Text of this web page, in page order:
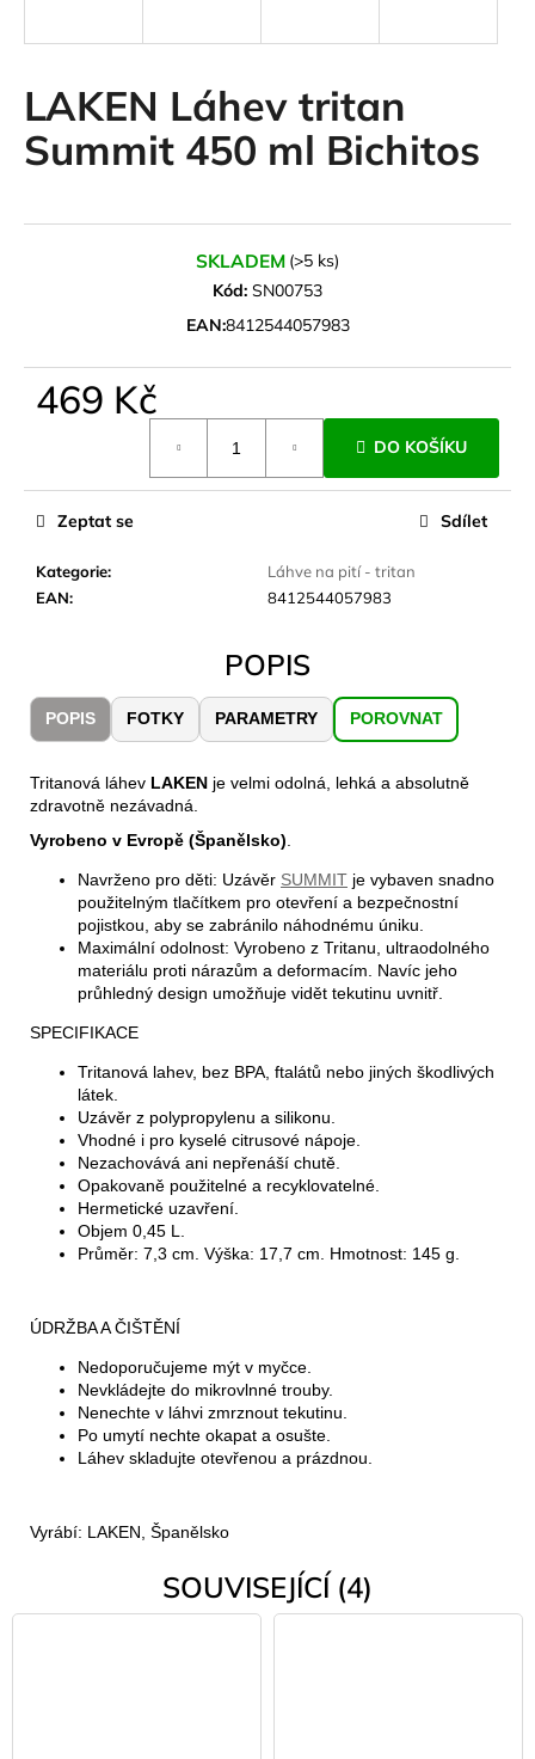
LAKEN Láhev tritan
Summit 450 ml Bichitos
SKLADEM (>5 ks)
Kód: SN00753
EAN:8412544057983
469 Kč
DO KOŠÍKU
Kategorie:
Láhve na pití - tritan
EAN: 8412544057983
Zeptat se Sdílet
POPIS
POPIS FOTKY PARAMETRY POROVNAT
Tritanová láhev LAKEN je velmi odolná, lehká a absolutně
zdravotně nezávadná.
Vyrobeno v Evropě (Španělsko)
Navrženo pro děti: Uzávěr SUMMIT je vybaven snadno
použitelným tlačítkem pro otevření a bezpečnostní
pojistkou, aby se zabránilo náhodnému úniku.
Maximální odolnost: Vyrobeno z Tritanu, ultraodolného
materiálu proti nárazům a deformacím. Navíc jeho
průhledný design umožňuje vidět tekutinu uvnitř.
SPECIFIKACE
Tritanová lahev, bez BPA, ftalátů nebo jiných škodlivých
látek.
Uzávěr z polypropylenu a silikonu.
Vhodné i pro kyselé citrusové nápoje.
Nezachovává ani nepřenáší chutě.
Opakovaně použitelné a recyklovatelné.
Hermetické uzavření.
Objem 0,45 L.
Průměr: 7,3 cm. Výška: 17,7 cm. Hmotnost: 145 g.
ÚDRŽBA A ČIŠTĚNÍ
Nedoporučujeme mýt v myčce.
Nevkládejte do mikrovlnné trouby.
Nenechte v láhvi zmrznout tekutinu.
Po umytí nechte okapat a osušte.
Láhev skladujte otevřenou a prázdnou.
Vyrábí: LAKEN, Španělsko
SOUVISEJÍCÍ (4)
í
t
?
o
r
u
u
LAKEN
HLINÍK
FUTURA
ML